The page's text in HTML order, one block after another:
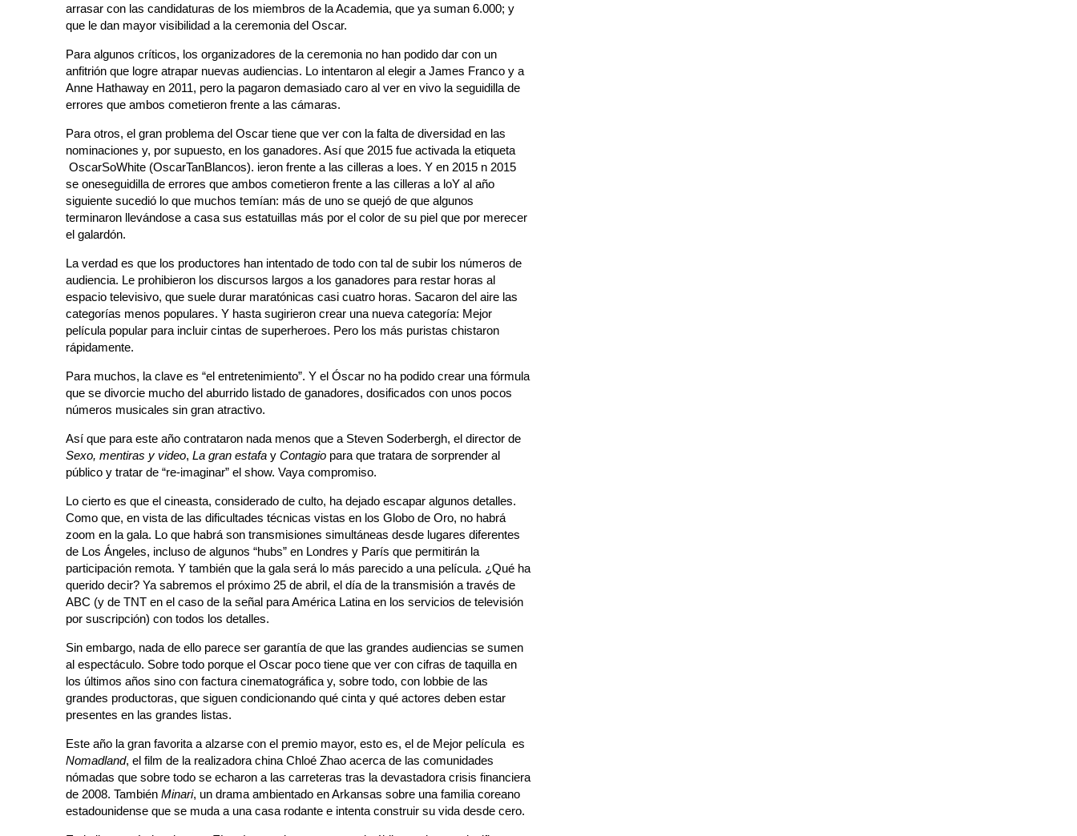
arrasar con las candidaturas de los miembros de la Academia, que ya suman 6.000; y
que le dan mayor visibilidad a la ceremonia del Oscar.
Para algunos críticos, los organizadores de la ceremonia no han podido dar con un
anfitrión que logre atrapar nuevas audiencias. Lo intentaron al elegir a James Franco y a
Anne Hathaway en 2011, pero la pagaron demasiado caro al ver en vivo la seguidilla de
errores que ambos cometieron frente a las cámaras.
Para otros, el gran problema del Oscar tiene que ver con la falta de diversidad en las
nominaciones y, por supuesto, en los ganadores. Así que 2015 fue activada la etiqueta
OscarSoWhite (OscarTanBlancos). ieron frente a las cilleras a loes. Y en 2015 n 2015
se oneseguidilla de errores que ambos cometieron frente a las cilleras a loY al año
siguiente sucedió lo que muchos temían: más de uno se quejó de que algunos
terminaron llevándose a casa sus estatuillas más por el color de su piel que por merecer
el galardón.
La verdad es que los productores han intentado de todo con tal de subir los números de
audiencia. Le prohibieron los discursos largos a los ganadores para restar horas al
espacio televisivo, que suele durar maratónicas casi cuatro horas. Sacaron del aire las
categorías menos populares. Y hasta sugirieron crear una nueva categoría: Mejor
película popular para incluir cintas de superheroes. Pero los más puristas chistaron
rápidamente.
Para muchos, la clave es “el entretenimiento”. Y el Óscar no ha podido crear una fórmula
que se divorcie mucho del aburrido listado de ganadores, dosificados con unos pocos
números musicales sin gran atractivo.
Así que para este año contrataron nada menos que a Steven Soderbergh, el director de
Sexo, mentiras y video, La gran estafa y Contagio para que tratara de sorprender al
público y tratar de “re-imaginar” el show. Vaya compromiso.
Lo cierto es que el cineasta, considerado de culto, ha dejado escapar algunos detalles.
Como que, en vista de las dificultades técnicas vistas en los Globo de Oro, no habrá
zoom en la gala. Lo que habrá son transmisiones simultáneas desde lugares diferentes
de Los Ángeles, incluso de algunos “hubs” en Londres y París que permitirán la
participación remota. Y también que la gala será lo más parecido a una película. ¿Qué ha
querido decir? Ya sabremos el próximo 25 de abril, el día de la transmisión a través de
ABC (y de TNT en el caso de la señal para América Latina en los servicios de televisión
por suscripción) con todos los detalles.
Sin embargo, nada de ello parece ser garantía de que las grandes audiencias se sumen
al espectáculo. Sobre todo porque el Oscar poco tiene que ver con cifras de taquilla en
los últimos años sino con factura cinematográfica y, sobre todo, con lobbie de las
grandes productoras, que siguen condicionando qué cinta y qué actores deben estar
presentes en las grandes listas.
Este año la gran favorita a alzarse con el premio mayor, esto es, el de Mejor película es
Nomadland, el film de la realizadora china Chloé Zhao acerca de las comunidades
nómadas que sobre todo se echaron a las carreteras tras la devastadora crisis financiera
de 2008. También Minari, un drama ambientado en Arkansas sobre una familia coreano
estadounidense que se muda a una casa rodante e intenta construir su vida desde cero.